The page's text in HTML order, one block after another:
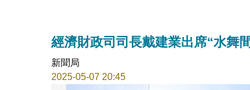
經濟財政司司長戴建業出席“水舞
新聞局
2025-05-07 20:45